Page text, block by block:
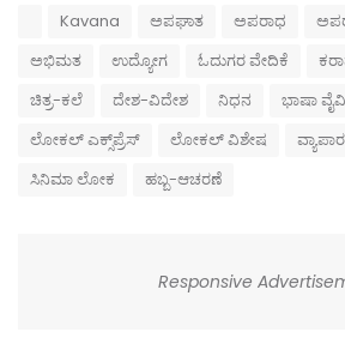
Kavana ಅಪಘಾತ ಅಪರಾಧ
ಅಭಿಮತ
ಉದ್ಯೋಗ ಓದುಗರ ವೇದಿಕೆ
ಚಿತ್ರ-ಕಲೆ
ದೇಶ-ವಿದೇಶ ನಿಧನ ಭಾಷಾ
ಲೋಕಲ್ ಎಕ್ಸ್‌ಪ್ರೆಸ್
ಲೋಕಲ್ ವಿಶೇಷ
ಸಿನಿಮಾ ಲೋಕ
ಹಬ್ಬ-ಆಚರಣೆ
Responsive